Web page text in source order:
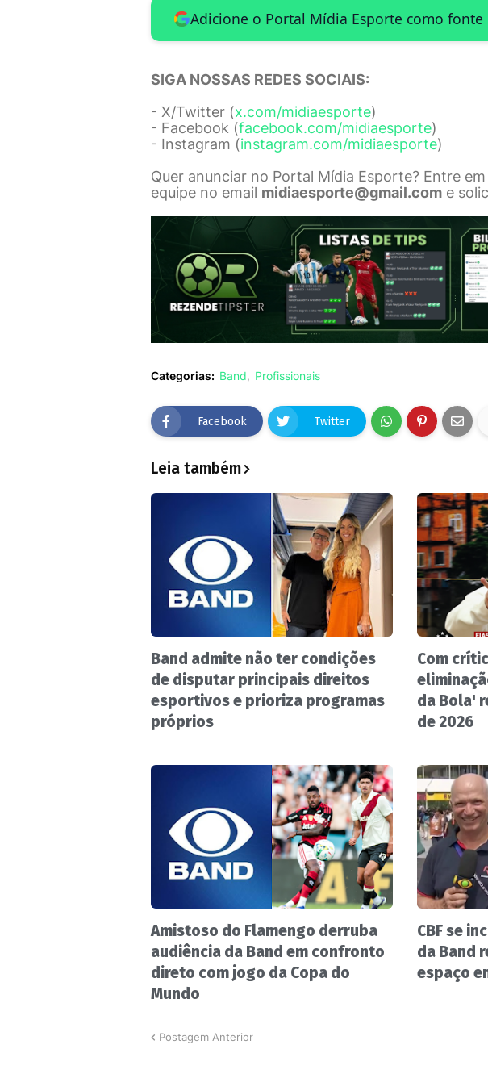
Adicione o Portal Mídia Esporte como
SIGA NOSSAS REDES SOCIAIS:
- X/Twitter (x.com/midiaesporte)
- Facebook (facebook.com/midiaesporte)
- Instagram (instagram.com/midiaesporte)
Quer anunciar no Portal Mídia Esporte? Entre
equipe no email midiaesporte@gmail.com e
Categorias: Band Profissionais
Facebook Twitter
Leia também
Band admite não ter condições
de disputar principais direitos
esportivos e prioriza programas
próprios
Com
da Bola'
de 2026
Amistoso do Flamengo derruba
audiência da Band em confronto
direto com jogo da Copa do
Mundo
CBF se
da Band
espaço
Postagem Anterior